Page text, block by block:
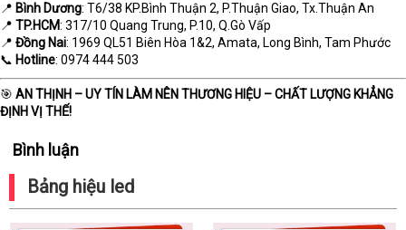
📍 Bình Dương: T6/38 KP.Bình Thuận 2, P.Thuận Giao, Tx.Thuận An
📍 TP.HCM: 317/10 Quang Trung, P.10, Q.Gò Vấp
📍 Đồng Nai: 1969 QL51 Biên Hòa 1&2, Amata, Long Bình, Tam Phước
📞 Hotline: 0974 444 503
🎯 AN THỊNH – UY TÍN LÀM NÊN THƯƠNG HIỆU – CHẤT LƯỢNG KHẲNG
ĐỊNH VỊ THẾ!
Bình luận
Bảng hiệu led